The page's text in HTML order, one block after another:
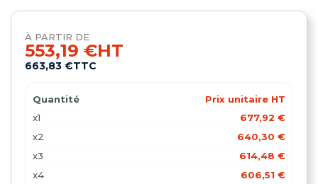
À PARTIR DE
553,19 €HT
663,83 €TTC
Quantité
Prix unitaire HT
x1
677,92 €
x2
640,30 €
x3
614,48 €
x4
606,51 €